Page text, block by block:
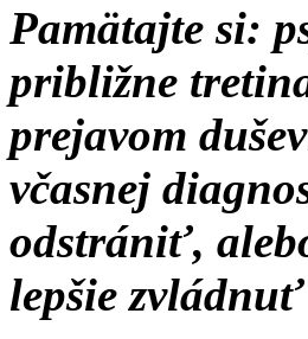
Pamätajte si:
približne
prejavom
včasnej
odstrániť,
lepšie